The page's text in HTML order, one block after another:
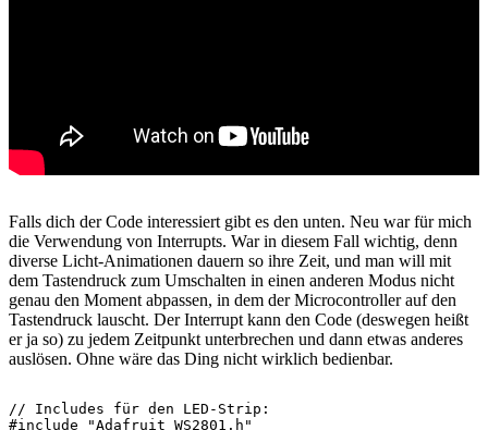
Falls dich der Code interessiert gibt es den unten. Neu war für mich
die Verwendung von Interrupts. War in diesem Fall wichtig, denn
diverse Licht-Animationen dauern so ihre Zeit, und man will mit
dem Tastendruck zum Umschalten in einen anderen Modus nicht
genau den Moment abpassen, in dem der Microcontroller auf den
Tastendruck lauscht. Der Interrupt kann den Code (deswegen heißt
er ja so) zu jedem Zeitpunkt unterbrechen und dann etwas anderes
auslösen. Ohne wäre das Ding nicht wirklich bedienbar.
// Includes für den LED-Strip:
#include "Adafruit_WS2801.h"
#include "SPI.h"
//#ifdef __AVR_ATtiny85__
//  #include <avr/power.h>
//#endif

// Variablen für den LED-Strip:
uint8_t dataPin  = 13;    // BLAUES Kabel am LED-Strip
uint8_t clockPin = 12;    // ROTES Kabel am LED-Strip
int numberOfLEDs = 160;   // Anzahl an LEDs auf dem Strip
Adafruit_WS2801 strip = Adafruit_WS2801(numberOfLEDs, dataPin, clockPin);

// Variablen für den Button (als Interrupt, siehe https://www.arduino.cc/en/Reference/AttachInterrupt):
const byte interruptPin = 2;
int modus = 0;  // kann 1, 2, 3, 4, 5, 6, 7 sein und legt den Modus der LEDs fest

// Variablen für die Dreh-Potis:
int potBrightPin  = 2;
int potRedPin     = 3;
int potGreenPin   = 4;
int potBluePin    = 5;

int potBright = 0;
int potRed = 0;
int potGreen = 0;
int potBlue = 0;

// Includes für Temp-Sensor:
#include "cactus_io_DHT22.h"

// Data-Pin des Temp-Sensors:
#define DHT22_PIN 4

// Sensor initialisieren:
DHT22 dht(DHT22_PIN);
// Note: If you are using a board with a faster processor than 16MHz then you need
// to declare an instance of the DHT22 using
// DHT22 dht(DHT22_DATA_PIN, 30);
// The additional parameter, in this case here is 30 is used to increase the number of
// cycles transitioning between bits on the data and clock lines. For the
// Arduino boards that run at 84MHz the value of 30 should be about right.

// Include für das Display:
#include <TM1637Display.h>

// PINs des Displays:
const int CLK = 6; //Set the CLK pin connection to the display
const int DIO = 7; //Set the DIO pin connection to the display

// Display initialisieren:
TM1637Display display(CLK, DIO);  //set up the 4-Digit Display.
// Noch zwei Zustände definieren:
uint8_t all_on[]  = { 0xff, 0xff, 0xff, 0xff };
uint8_t all_off[] = { 0x00, 0x00, 0x00, 0x00 };

// PIN des Lautstärke-Sensors:
int pinVolume = 0;

void setup() {

  // Setup für Interrupt:
  pinMode(interruptPin, INPUT_PULLUP);
  attachInterrupt(digitalPinToInterrupt(interruptPin), changeModus, FALLING);

  // Setup für LED-Strip:
//  #if defined(__AVR_ATtiny85__) && (F_CPU == 16000000L)
//    clock_prescale_set(clock_div_1); // Enable 16 MHz on Trinket
//  #endif
  strip.begin();
  strip.show();   // Update LED contents, to start they are all 'off'

  // Setup für Temperatur-Sensor:
  dht.begin();

  // Setup des Displays:
  display.setBrightness(0xff);  //set the diplay to maximum brightness
  // Testweise dreimal alle Segmente kurz anzeigen:
  display.setSegments(all_on);
  delay(100);
  display.setSegments(all_off);
  delay(100);
  display.setSegments(all_on);
  delay(100);
  display.setSegments(all_off);
  delay(100);
  display.setSegments(all_on);
  delay(100);
  display.setSegments(all_off);

  // Ausgabe auf seriellem Monitor:
  Serial.begin(9600);
  Serial.println("Bright\tRed\tGreen\tBlue");

}

void loop() {

  switch (modus) {
    // Modus 1: Manuelle Farbsteuerung
    case 1:
      ColorModusManual(modus);
    break;
    // Modus 2: Temperatur-Steuerung
    case 2:
      ColorModusTemperature(modus);
    break;
    // Modus 3: Lautstärke-Steuerung
    case 3:
      ColorModusVolume(modus);
    break;
    // Modus 4: Rainbow
    case 4:
      ColorModusRainbow(modus, 0);
    break;
    // Modus 5: DiscoDsicoPartyParty
    case 5:
      ColorModusDiscoDiscoPartyParty(modus, 0);
    break;
    // Modus 6: Volle Helligkeit
    case 6:
      ColorModusAllOn(modus, 0);
    break;
    // Modus 7: LEDs aus
    case 7:
      ColorModusAllOff(modus, 0);
    break;
  }

}

void changeModus() {

  // Debouncing (see http://forum.arduino.cc/index.php?topic=45000.msg325952#msg325952):
  static unsigned long last_interrupt_time = 0;
  unsigned long interrupt_time = millis();
  // If interrupts come faster than 300ms, assume it's a bounce and ignore
  if (interrupt_time - last_interrupt_time > 300) {
    //modus = !modus;
    modus = (modus % 7) + 1; // "modus" kann dann 1, 2, 3, 4, 5, 6, 7 sein
    Serial.print("- - - Modus changed: ");
    Serial.print(modus);
    Serial.print(" - - - ");
    switch (modus) {
      // Modus 1: Manuelle Farbsteuerung
      case 1:
        Serial.print("Manuelle Steuerung");
        display.setSegments(all_off);
      break;
      // Modus 2: Temperatur-Steuerung
      case 2:
        Serial.print("Temperatur-Steuerung");
      break;
      // Modus 3: Lautstärke-Steuerung
      case 3:
        Serial.print("Lautstaerke-Steuerung");
        display.setSegments(all_off);
      break;
      // Modus 4: Rainbow
      case 4:
        Serial.print("Rainbow");
        display.setSegments(all_off);
      break;
      // Modus 5: DiscoDiscoPartyParty
      case 5:
        Serial.print("DiscoDiscoPartyParty");
        display.setSegments(all_off);
      break;
      // Modus 6: Volle Helligkeit
      case 6:
        Serial.print("Komplett AN");
        display.setSegments(all_off);
      break;
      // Modus 7: LEDs aus
      case 7:
        Serial.print("Komplett AUS");
        display.setSegments(all_off);
      break;
    }
    Serial.println(" - - - ");
  }
  last_interrupt_time = interrupt_time;
}

// LED-Strip-Funktionen:

void ColorModusManual(int modusOK) {

  potBright = analogRead(potBrightPin) / 4;
  potRed    = analogRead(potRedPin) / 4;
  potGreen  = analogRead(potGreenPin) / 4;
  potBlue   = analogRead(potBluePin) / 4;
  Serial.print(potBright);  Serial.print("\t");
  Serial.print(potRed);     Serial.print("\t");
  Serial.print(potGreen);   Serial.print("\t");
  Serial.print(potBlue);    Serial.println("\t");

  int i;
  for (i=0; i < strip.numPixels(); i++) {

      // INTERRUPT EINBAUEN:
      if ((i%100) == 0) Serial.print("");
      if (modus != modusOK) return;

      potBright = analogRead(potBrightPin) / 4;
      potRed    = analogRead(potRedPin) / 4;
      potGreen  = analogRead(potGreenPin) / 4;
      potBlue   = analogRead(potBluePin) / 4;

      strip.setPixelColor(i, Color(potBright * potRed / 255, potBright * potGreen / 255, potBright * potBlue / 255));
      strip.show();
  }
}

void ColorModusTemperature(int modusOK) {

  // Reading temperature or humidity takes about 250 milliseconds!
  // Sensor readings may also be up to 2 seconds 'old' (its a very slow sensor)
  dht.readHumidity();
  dht.readTemperature();

  // Gemessene Werte auf seriellen Monitor ausgeben:
  Serial.print("Feucht: "); Serial.print(dht.humidity); Serial.print(" %\t\t");
  Serial.print("Temp: "); Serial.print(dht.temperature_C); Serial.print(" *C\t");
  Serial.print("gef. Temp: "); Serial.print(dht.computeHeatIndex_C()); Serial.println(" *C\t");    // Heat index: https://de.wikipedia.org/wiki/Hitzeindex

  // GEFÜHLTE Temperatur auf Display ausgeben:
  //display.showNumberDec(dht.computeHeatIndex_C()*100, false);
  // ECHTE Temperatur auf Display ausgeben:
  display.showNumberDec(dht.temperature_C*100, false);
  // Darstellung mit Doppelpunkt (statt Komma), besser als nichts:
  uint8_t segto;
  //segto = 0x80 | display.encodeDigit((int)(dht.computeHeatIndex_C())%10);
  segto = 0x80 | display.encodeDigit((int)(dht.temperature_C)%10);
  display.setSegments(&segto, 1, 1);

  float T     = dht.computeHeatIndex_C();
  float Tmin  = 10;
  float Tmax  = 35;

  float r = 0;
  float g = 0;
  float b = 0;

  // Linearer Verlauf:
  // - Bei Tmin ist die Farbe nur blau
  // - Bei Tmax ist die Farbe nur rot
  // - Unter Tmin ist die Farbe weiß
  // - Über Tmax ist die Farbe gelb

  if (T < Tmin) { r = 1; g = 1; b = 1; } else if (T > Tmax) {
    r = 1;
    g = .5;
    b = 0;
  } else {
    r = (T - Tmin) / (Tmax - Tmin);
    g = 0;
    b = (T - Tmax) / (Tmin - Tmax);
  }
//  Serial.print("R = "); Serial.print(r); Serial.print("\t");
//  Serial.print("G = "); Serial.print(g); Serial.print("\t");
//  Serial.print("B = "); Serial.print(b); Serial.print("\t\n"); 

  int i;
  for (i=0; i < strip.numPixels(); i++) {
    strip.setPixelColor(i,  Color(r * analogRead(potBrightPin) / 4, g * analogRead(potBrightPin) / 4, b * analogRead(potBrightPin) / 4));

    // INTERRUPT EINBAUEN:
    if ((i%100) == 0) Serial.print("");
    if (modus != modusOK) return;

  }
  strip.show();   // write all the pixels out

  //delay(2000);
}

void ColorModusVolume(int modusOK) {

  float maxvolume = 757; // Erkenntnis durch Ausprobieren...
  float volume = analogRead(pinVolume) / maxvolume; // Wert zwischen 0 und 1

//  // Mit Mittelungen als Glättung:
//  volume = 0;
//  int mittelungen = 10;
//  int m;
//  for (m = 1; m <= mittelungen; m++) {
//    volume = volume + (analogRead(pinVolume) / maxvolume);
//    //delay(10);
//  }
//  volume = volume / mittelungen;

  // Die unteren z.B. 20% abschneiden:
  float volcut = 0.2;
  if (volume < volcut) { volume = 0; }   // jetzt gehen die Werte von 0.2 - 1
  volume = volume - volcut;              // jetzt gehen die Werte von 0 - .8
  volume = volume * (1 / (1 - volcut));        // jetzt gehen die Werte von 0 - 1

  Serial.print("Volume:\t");
  Serial.println(volume);

  float potBright = analogRead(potBrightPin) * 1.0 / 1023;

  int i;
  for (i=0; i < strip.numPixels(); i++) {

    if (i < strip.numPixels() * volume) {
      strip.setPixelColor(i,  Color(255 * volume * potBright, 255 * (1-volume) * potBright, 0));
    }
    else {
      strip.setPixelColor(i,  Color(0, 0, 0));
    }

    // INTERRUPT EINBAUEN:
    if ((i%100) == 0) Serial.print("");
    if (modus != modusOK) return;

  }
  strip.show();   // write all the pixels out

}

void ColorModusRainbow(int modusOK, uint8_t wait) {
  int i, j;

  for (j=0; j < 256 * 5; j++) {     // 5 cycles of all 25 colors in the wheel
    for (i=0; i < strip.numPixels(); i++) {
      // tricky math! we use each pixel as a fraction of the full 96-color wheel
      // (thats the i / strip.numPixels() part)
      // Then add in j which makes the colors go around per pixel
      // the % 96 is to make the wheel cycle around

      //strip.setPixelColor(i, Wheel( ((i * 256 / strip.numPixels()) + j) % 256, analogRead(potBrightPin) / 4) );
      // Mal so abändern, d